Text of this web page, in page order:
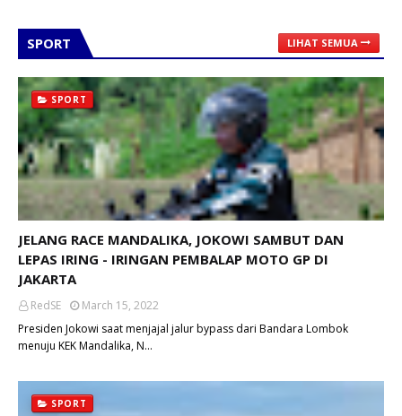
SPORT LIHAT SEMUA
SPORT
JELANG RACE MANDALIKA, JOKOWI SAMBUT DAN
LEPAS IRING - IRINGAN PEMBALAP MOTO GP DI
JAKARTA
RedSE
March 15, 2022
Presiden Jokowi saat menjajal jalur bypass dari Bandara Lombok
menuju KEK Mandalika, N…
SPORT